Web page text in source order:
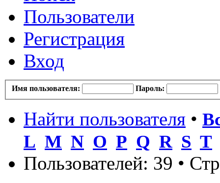
Пользователи
Регистрация
Вход
Имя пользователя: Пароль:
Найти пользователя •
L M N O P Q R S T
Пользователей: 39 •